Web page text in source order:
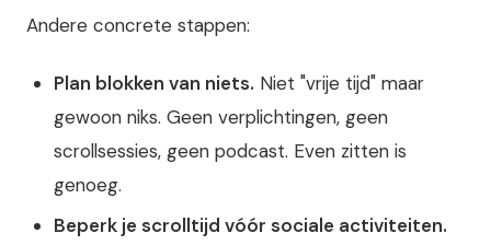
Andere concrete stappen:
Plan blokken van niets. Niet "vrije tijd" maar
gewoon niks. Geen verplichtingen, geen
scrollsessies, geen podcast. Even zitten is
genoeg.
Beperk je scrolltijd vóór sociale activiteiten.